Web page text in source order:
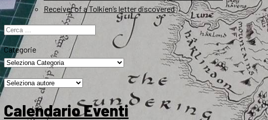
Receiver of a Tolkien’s letter discovered
Ricerca
per:
Categorie
Calendario Eventi